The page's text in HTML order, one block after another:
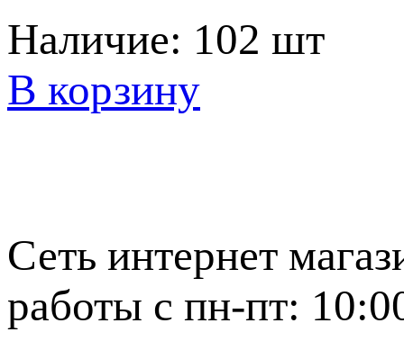
Наличие: 102 шт
В корзину
Сеть интернет
работы с пн-пт: